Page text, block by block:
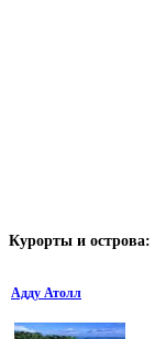
Курорты и острова:
Адду Атолл